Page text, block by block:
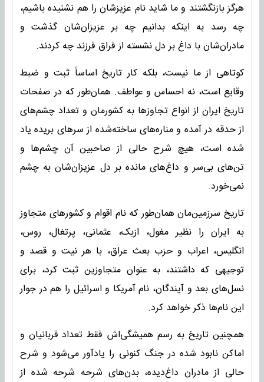
هرگز بازنگشتند و ما شاید نام عزیزشان را هم نشنیده باشیم،
چه رسد به اینکه بدانیم چه بر عزیزان‌شان گذشت و
مادران‌شان با داغ بر دل نشسته از فراق فرزند چه کردند.
کوتاهی از ما نیست، بلکه کار تاریخ اساساً ثبت و ضبط
وقایع است، نه احساس و عواطف. همان‌طور که در صفحات
تاریخ ایران از انواع تجاوزها به کشورمان و تعداد چشم‌های
از حدقه در آمده و مناره‌های ساخته‌شده از سرهای بریده یاد
شده است، هیچ شرح حالی از صاحبین آن چشم‌ها و
تن‌های بی‌سر و داغ‌های مانده بر دل عزیزان‌شان به چشم
نمی‌خورد.
تاریخ سرزمین‌مان همان‌طور که نام اقوام و کشورهای متجاوز
به ایران را نظیر مغول، ازبک، عثمانی، پرتغال، روس،
انگلیس، اعراب و حزب بعث عراق، با هر نیت و قصد و
توجیهی که داشتند، به عنوان متجاوزین ثبت کرد، برای
نسل‌های بعد و آیندگان، نام آمریکا و اسرائیل را هم در جوار
این نام‌ها ذکر خواهد کرد.
همچنین تاریخ به رسم همیشگی‌اش فقط تعداد قربانیان و
اماکن نابود شده در جنگ کنونی را یادآور می‌شود و شرح
حالی از مادران داغ‌دیده، بدن‌های شرحه شرحه شده از